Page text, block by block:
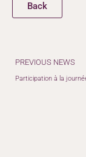
Back
Précédent
PREVIOUS NEWS